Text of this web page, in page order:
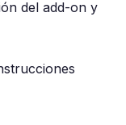
del add-on y